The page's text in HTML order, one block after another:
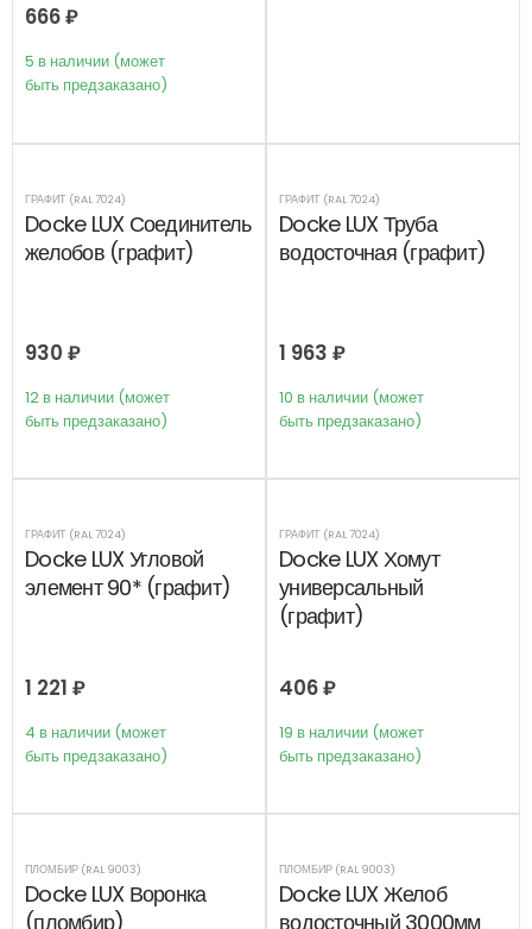
666₽
5 в наличии (может
быть предзаказано)
ГРАФИТ (RAL 7024)
Docke LUX Соединитель
желобов (графит)
930 ₽
12 в наличии (может
быть предзаказано)
ГРАФИТ (RAL 7024)
Docke LUX Труба
водосточная (графит)
1 963 ₽
10 в наличии (может
быть предзаказано)
ГРАФИТ (RAL 7024)
Docke LUX Угловой
элемент 90* (графит)
1 221 ₽
4 в наличии (может
быть предзаказано)
ГРАФИТ (RAL 7024)
Docke LUX Хомут
универсальный
(графит)
406₽
19 в наличии (может
быть предзаказано)
ПЛОМБИР (RAL 9003)
Docke LUX Воронка
(пломбир)
ПЛОМБИР (RAL 9003)
Docke LUX Желоб
водосточный 3000мм